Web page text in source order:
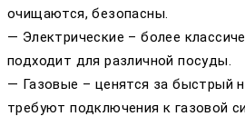
очищаются, безопасны.
— Электрические – более
подходит для различной посуды.
— Газовые – ценятся за быстрый
требуют подключения к газовой